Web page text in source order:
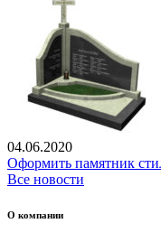
04.06.2020
Оформить памятник
Все новости
О компании